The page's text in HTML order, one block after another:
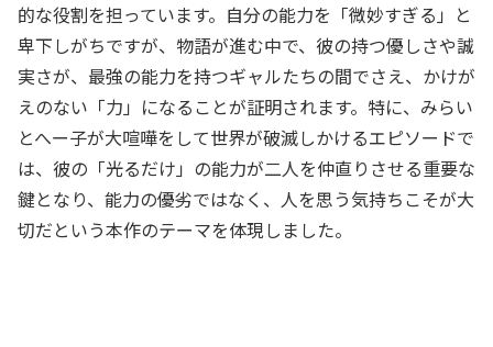
的な役割を担っています。自分の能力を「微妙すぎる」と
卑下しがちですが、物語が進む中で、彼の持つ優しさや誠
実さが、最強の能力を持つギャルたちの間でさえ、かけが
えのない「力」になることが証明されます。特に、みらい
とへー子が大喧嘩をして世界が破滅しかけるエピソードで
は、彼の「光るだけ」の能力が二人を仲直りさせる重要な
鍵となり、能力の優劣ではなく、人を思う気持ちこそが大
切だという本作のテーマを体現しました。